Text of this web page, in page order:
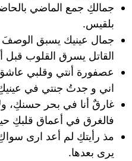
جمالكِ جمع الماضي
بلقيس.
جمال عينيك يسبق
القاتل يسرق القلوب قبل
عصفورة أنتي وقلبي
اني و جدتُ جنتي في
غارقٌ أنا في بحر حسنكِ،
فالغرق في أعماق قلبكِ
مذ رأيتكِ لم أعد ارى
يرى بعدها.